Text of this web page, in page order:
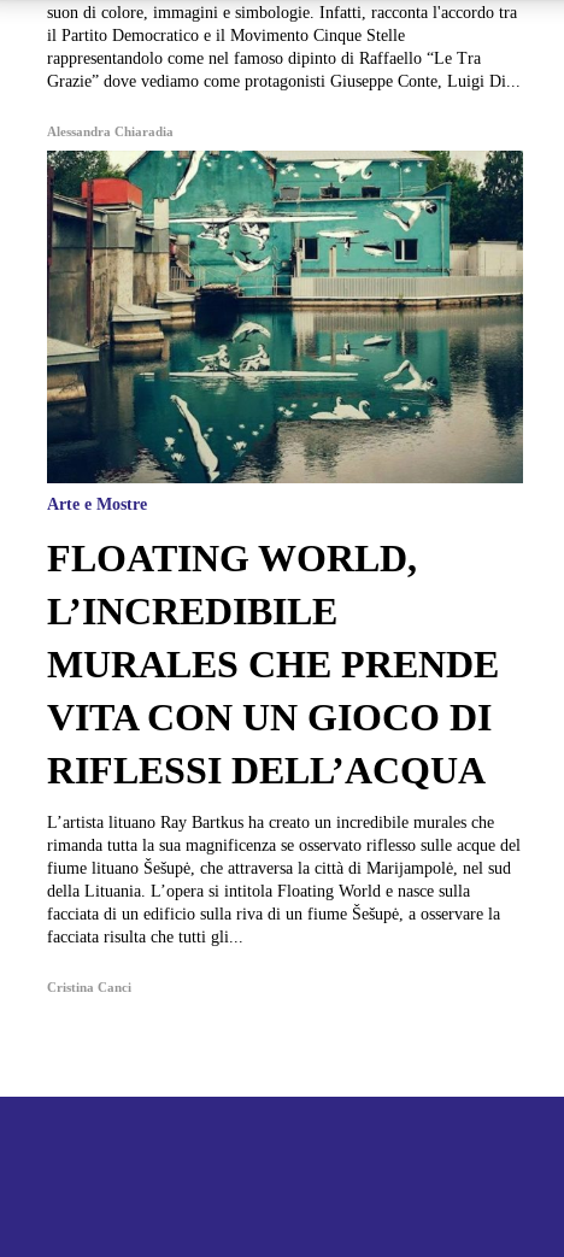
suon di colore, immagini e simbologie. Infatti, racconta l'accordo tra
il Partito Democratico e il Movimento Cinque Stelle
rappresentandolo come nel famoso dipinto di Raffaello “Le Tra
Grazie” dove vediamo come protagonisti Giuseppe Conte, Luigi Di...
Alessandra Chiaradia
Arte e Mostre
FLOATING WORLD,
L’INCREDIBILE
MURALES CHE PRENDE
VITA CON UN GIOCO DI
RIFLESSI DELL’ACQUA
L’artista lituano Ray Bartkus ha creato un incredibile murales che
rimanda tutta la sua magnificenza se osservato riflesso sulle acque del
fiume lituano Šešupė, che attraversa la città di Marijampolė, nel sud
della Lituania. L’opera si intitola Floating World e nasce sulla
facciata di un edificio sulla riva di un fiume Šešupė, a osservare la
facciata risulta che tutti gli...
Cristina Canci